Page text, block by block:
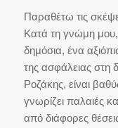
Παραθέτω τις
Κατά τη γνώμη
δημόσια, ένα
της ασφάλειας στη
Ροζάκης, είναι
γνωρίζει παλαιές
από διάφορες